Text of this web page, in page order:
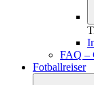
FAQ –
Fotballreiser